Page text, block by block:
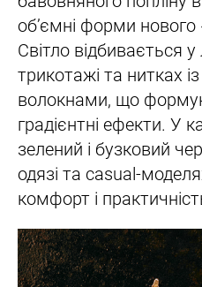
об’ємні форми нового
Світло відбивається
трикотажі та нитках
волокнами, що
градієнтні ефекти. У
зелений і бузковий
одязі та casual-
комфорт і